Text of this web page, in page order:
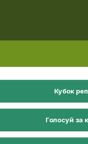
Кубок
Голосуй